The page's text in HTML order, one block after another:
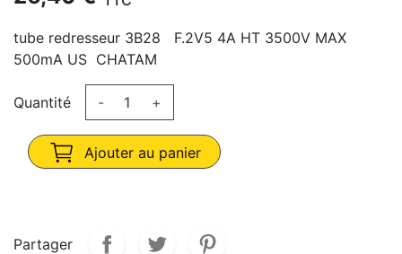
tube redresseur 3B28 F.2V5 4A HT 3500V MAX
500mA US CHATAM
Quantité - +
Ajouter au panier
Partager